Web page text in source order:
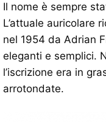
Il nome è sempre
L’attuale auricolare
nel 1954 da Adrian
eleganti e semplici.
l’iscrizione era in
arrotondate.